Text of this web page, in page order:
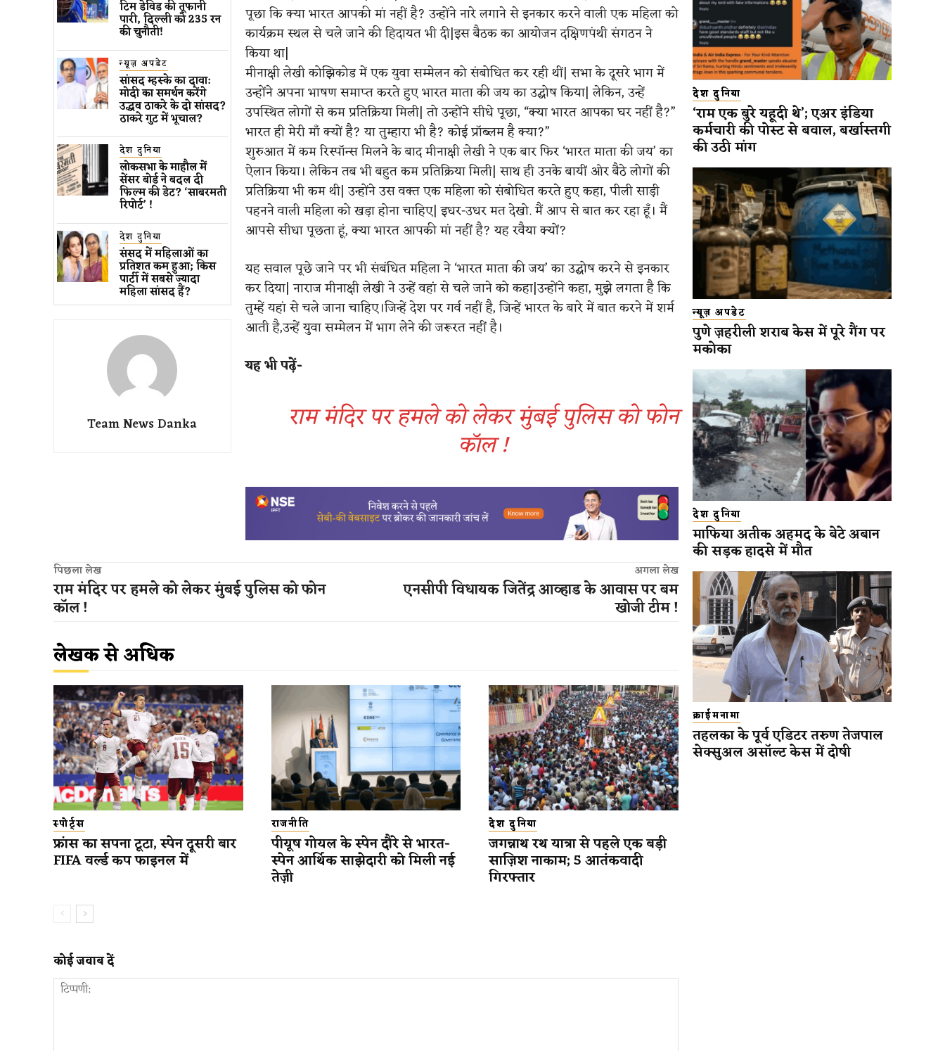
टिम डेविड की तूफानी
पारी, दिल्ली को 235 रन
की चुनौती!
न्यूज़ अपडेट
सांसद म्हस्के का दावा:
मोदी का समर्थन करेंगे
उद्धव ठाकरे के दो सांसद?
ठाकरे गुट में भूचाल?
देश दुनिया
लोकसभा के माहौल में
सेंसर बोर्ड ने बदल दी
फिल्म की डेट? ‘साबरमती
रिपोर्ट’ !
देश दुनिया
संसद में महिलाओं का
प्रतिशत कम ​हुआ​; किस
पार्टी में सबसे ज्यादा
महिला सांसद हैं?
Team News Danka
पूछा कि क्या भारत आपकी मां नहीं है? उन्होंने नारे लगाने से इनकार करने वाली एक महिला को
कार्यक्रम स्थल से चले जाने की हिदायत भी दी|इस बैठक का आयोजन दक्षिणपंथी संगठन ने
किया था|
मीनाक्षी लेखी कोझिकोड में एक युवा सम्मेलन को संबोधित कर रही थीं| सभा के दूसरे भाग में
उन्होंने अपना भाषण समाप्त करते हुए भारत माता की जय का उद्घोष किया| लेकिन, उन्हें
उपस्थित लोगों से कम प्रतिक्रिया मिली| तो उन्होंने सीधे पूछा, “क्या भारत आपका घर नहीं है?”
भारत ही मेरी माँ क्यों है? या तुम्हारा भी है? कोई प्रॉब्लम है क्या?”
शुरुआत में कम रिस्पॉन्स मिलने के बाद मीनाक्षी लेखी ने एक बार फिर ‘भारत माता की जय’ का
ऐलान किया। लेकिन तब भी बहुत कम प्रतिक्रिया मिली| साथ ही उनके बायीं ओर बैठे लोगों की
प्रतिक्रिया भी कम थी| उन्होंने उस वक्त एक महिला को संबोधित करते हुए कहा, पीली साड़ी
पहनने वाली महिला को खड़ा होना चाहिए| इधर-उधर मत देखो. मैं आप से बात कर रहा हूँ। मैं
आपसे सीधा पूछता हूं, क्या भारत आपकी मां नहीं है? यह रवैया क्यों?
यह सवाल पूछे जाने पर भी संबंधित महिला ने ‘भारत माता की जय’ का उद्घोष करने से इनकार
कर दिया| नाराज मीनाक्षी लेखी ने उन्हें वहां से चले जाने को कहा|उन्होंने कहा, मुझे लगता है कि
तुम्हें यहां से चले जाना चाहिए।जिन्हें देश पर गर्व नहीं है, जिन्हें भारत के बारे में बात करने में शर्म
आती है,उन्हें युवा सम्मेलन में भाग लेने की जरूरत नहीं है।
यह भी पढ़ें-
राम मंदिर पर हमले को लेकर मुंबई पुलिस को फोन
कॉल !
पिछला लेख
राम मंदिर पर हमले को लेकर मुंबई पुलिस को फोन
कॉल !
अगला लेख
एनसीपी विधायक जितेंद्र आव्हाड के आवास पर बम
खोजी टीम !
लेखक से अधिक
स्पोर्ट्स
फ्रांस का सपना टूटा, स्पेन दूसरी बार
FIFA वर्ल्ड कप फाइनल में
राजनीति
पीयूष गोयल के स्पेन दौरे से भारत-
स्पेन आर्थिक साझेदारी को मिली नई
तेज़ी
देश दुनिया
जगन्नाथ रथ यात्रा से पहले एक बड़ी
साज़िश नाकाम; 5 आतंकवादी
गिरफ्तार
कोई जवाब दें
देश दुनिया
‘राम एक बुरे यहूदी थे’; एअर इंडिया
कर्मचारी की पोस्ट से बवाल, बर्खास्तगी
की उठी मांग
न्यूज़ अपडेट
पुणे ज़हरीली शराब केस में पूरे गैंग पर
मकोका
देश दुनिया
माफिया अतीक अहमद के बेटे अबान
की सड़क हादसे में मौत
क्राईमनामा
तहलका के पूर्व एडिटर तरुण तेजपाल
सेक्सुअल असॉल्ट केस में दोषी